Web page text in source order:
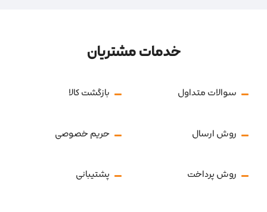
خدمات مشتریان
سوالات متداول بازگشت کالا
روش ارسال حریم خصوصی
روش پرداخت پشتیبانی